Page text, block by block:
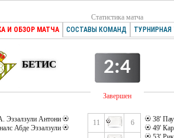
Статистика матча
И ОБЗОР МАТЧА
СОСТАВЫ КОМАНД ТУРНИРНАЯ
БЕТИС 2:4
Завершен
Эззалзули Антони
Абде Эззалзули
11 6
38'
49'